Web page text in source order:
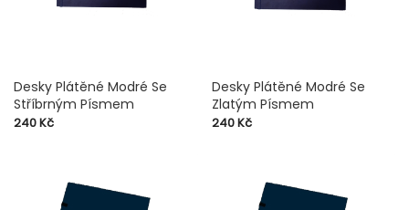
Desky Plátěné Modré Se
Stříbrným Písmem
Cena
240 Kč
Desky Plátěné Modré Se
Zlatým Písmem
Cena
240 Kč